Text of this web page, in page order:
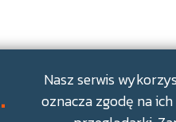
.
Nasz serwis
oznacza zgodę na